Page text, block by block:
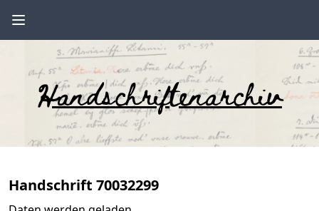
Handschriftenarchiv
Handschrift 70032299